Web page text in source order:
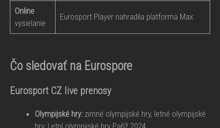
Online
vysielanie
Eurosport Player nahradila platforma Max
Čo sledovať na Eurospore
Eurosport CZ live prenosy
Olympijské hry: zimné olympijské hry, letné olympijské